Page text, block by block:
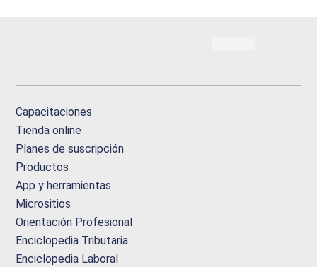
Capacitaciones
Tienda online
Planes de suscripción
Productos
App y herramientas
Micrositios
Orientación Profesional
Enciclopedia Tributaria
Enciclopedia Laboral